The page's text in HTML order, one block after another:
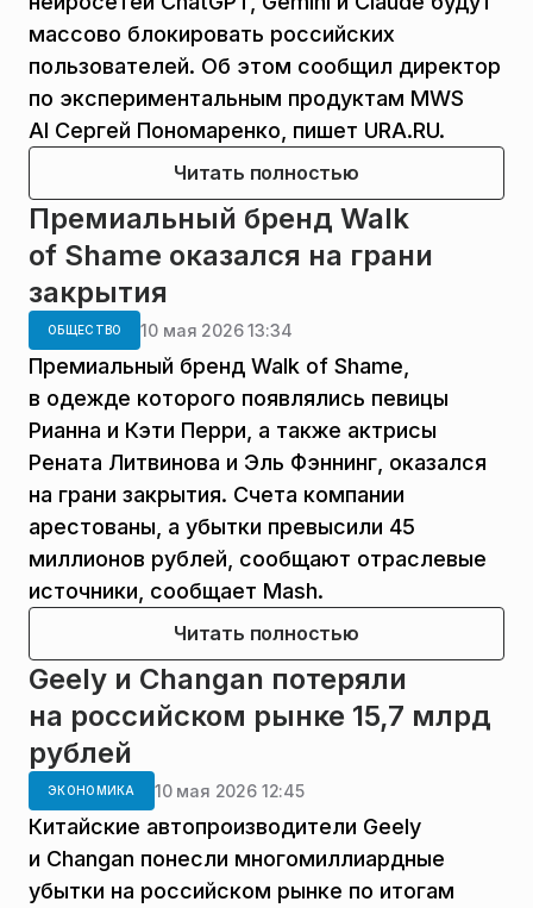
массово блокировать российских
пользователей. Об этом сообщил директор
по экспериментальным продуктам MWS
AI Сергей Пономаренко, пишет URA.RU.
Читать полностью
Премиальный бренд Walk
of Shame оказался на грани
закрытия
ОБЩЕСТВО 10 мая 2026 13:34
Премиальный бренд Walk of Shame,
в одежде которого появлялись певицы
Рианна и Кэти Перри, а также актрисы
Рената Литвинова и Эль Фэннинг, оказался
на грани закрытия. Счета компании
арестованы, а убытки превысили 45
миллионов рублей, сообщают отраслевые
источники, сообщает Mash.
Читать полностью
Geely и Changan потеряли
на российском рынке 15,7 млрд
рублей
ЭКОНОМИКА 10 мая 2026 12:45
Китайские автопроизводители Geely
и Changan понесли многомиллиардные
убытки на российском рынке по итогам